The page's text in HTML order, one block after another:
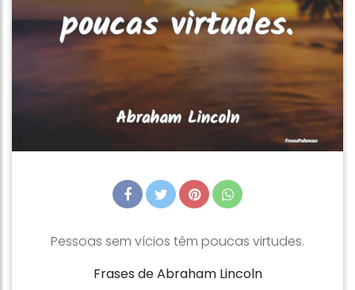
Pessoas sem vícios têm poucas virtudes.
Frases de Abraham Lincoln